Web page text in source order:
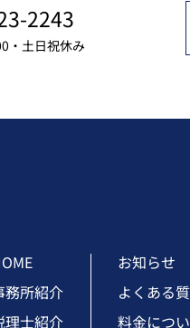
2243
・土日祝休み
務所紹介
理士紹介
お知らせ
よくある
料金につ